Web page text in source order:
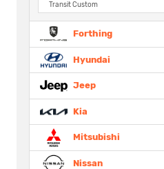
Transit Custom
Forthing
Hyundai
Jeep
Kia
Mitsubishi
Nissan